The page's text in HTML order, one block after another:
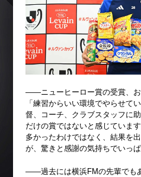
――ニューヒーロー賞の受賞、お
「練習からいい環境でやらせて
督、コーチ、クラブスタッフに
だけの賞ではないと感じていま
多かったわけではなく、結果を
が、驚きと感謝の気持ちでいっぱ
――過去には横浜FMの先輩でも